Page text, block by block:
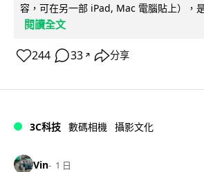
容，可在另一部 iPad, Mac 電腦貼上），
閱讀全文
244 33 ↗ 分享
3C科技 數碼相機 攝影文化
Vin 1 日